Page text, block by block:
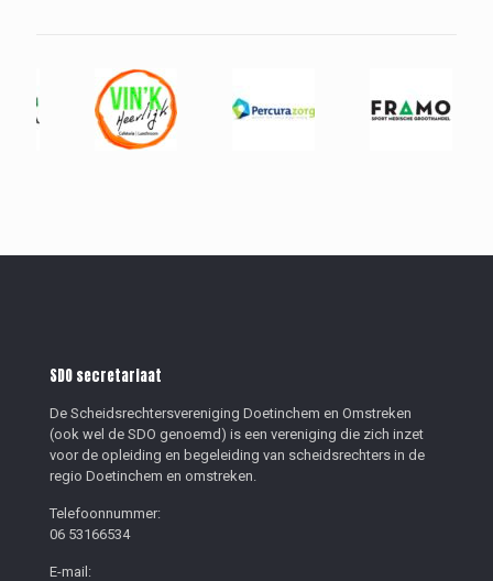
SDO secretariaat
De Scheidsrechtersvereniging Doetinchem en Omstreken
(ook wel de SDO genoemd) is een vereniging die zich inzet
voor de opleiding en begeleiding van scheidsrechters in de
regio Doetinchem en omstreken.
Telefoonnummer:
06 53166534
E-mail: